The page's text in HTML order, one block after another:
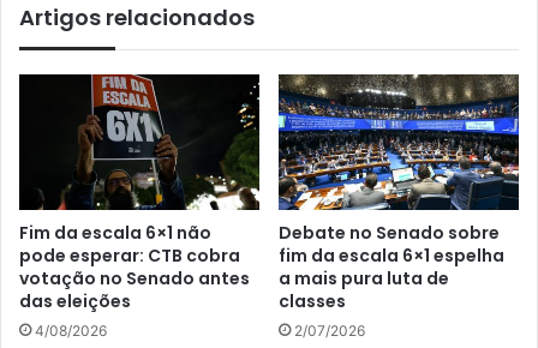
Artigos relacionados
Fim da escala 6×1 não
pode esperar: CTB cobra
votação no Senado antes
das eleições
4/08/2026
Debate no Senado sobre
fim da escala 6×1 espelha
a mais pura luta de
classes
2/07/2026